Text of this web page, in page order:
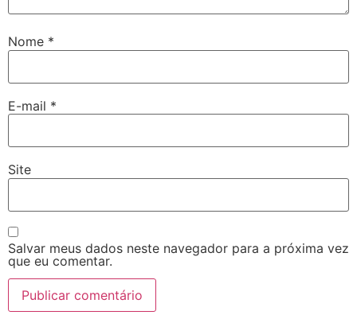
Nome *
E-mail *
Site
Salvar meus dados neste navegador para a próxima vez
que eu comentar.